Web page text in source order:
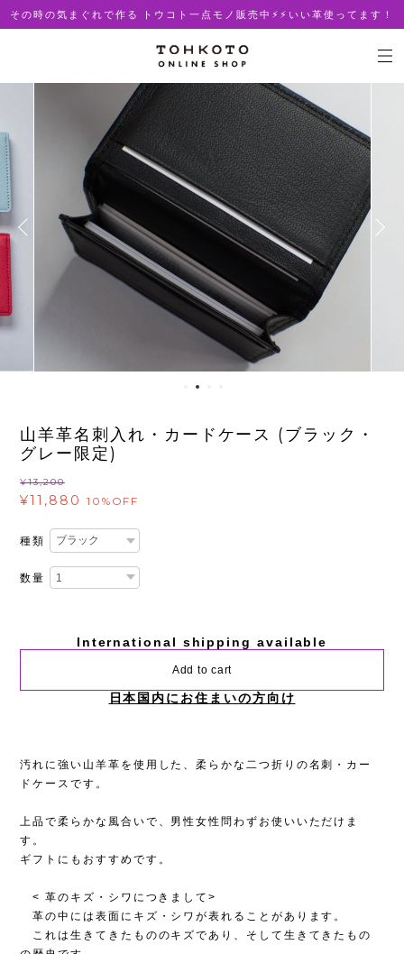
その時の気まぐれで作る トウコト一点モノ販売中⚡︎⚡︎いい革使ってます！
山羊革名刺入れ・カードケース (ブラック・
グレー限定)
¥13,200
¥11,880 10%OFF
種類
数量
International shipping available
Add to cart
日本国内にお住まいの方向け
汚れに強い山羊革を使用した、柔らかな二つ折りの名刺・カー
ドケースです。
上品で柔らかな風合いで、男性女性問わずお使いいただけま
す。
ギフトにもおすすめです。
< 革のキズ・シワにつきまして>
革の中には表面にキズ・シワが表れることがあります。
これは生きてきたもののキズであり、そして生きてきたもの